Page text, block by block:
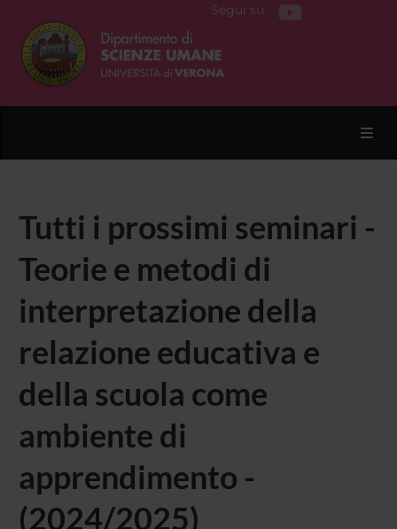
Segui su
Tutti i prossimi seminari -
Teorie e metodi di
interpretazione della
relazione educativa e
della scuola come
ambiente di
apprendimento -
(2024/2025)